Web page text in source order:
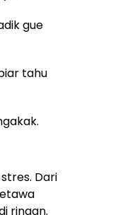
gue
tahu
Dari
ringan.